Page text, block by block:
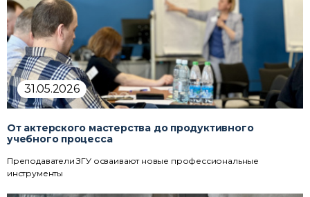
31.05.2026
От актерского мастерства до продуктивного
учебного процесса
Преподаватели ЗГУ осваивают новые профессиональные
инструменты